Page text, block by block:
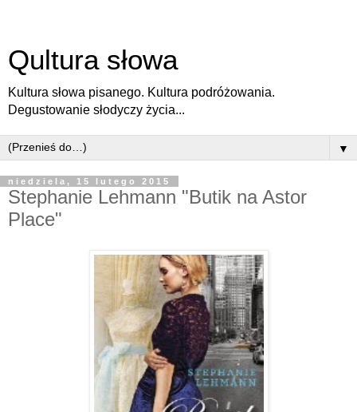
Qultura słowa
Kultura słowa pisanego. Kultura podróżowania.
Degustowanie słodyczy życia...
▼
niedziela, 15 lutego 2015
Stephanie Lehmann "Butik na Astor
Place"